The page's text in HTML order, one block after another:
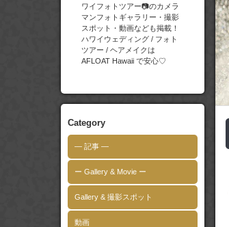
ワイフォトツアー📷のカメラ
マンフォトギャラリー・撮影
スポット・動画なども掲載！
ハワイウェディング / フォト
ツアー / ヘアメイクは
AFLOAT Hawaii で安心♡
Category
― 記事 ―
ー Gallery & Movie ー
Gallery & 撮影スポット
動画